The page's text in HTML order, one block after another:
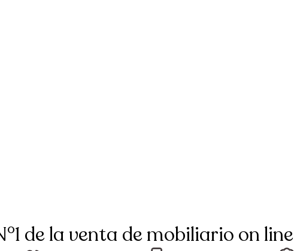
de la venta de mobiliario on line